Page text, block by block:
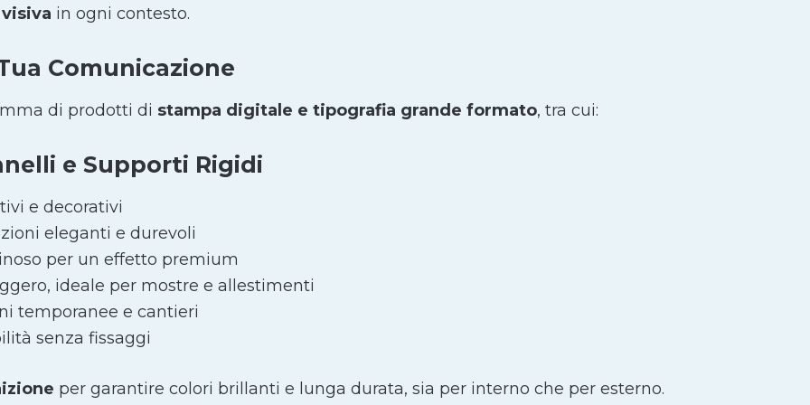
in ogni contesto.
Comunicazione
di prodotti di stampa digitale e tipografia grande formato, tra cui:
e Supporti Rigidi
e decorativi
eleganti e durevoli
per un effetto premium
ideale per mostre e allestimenti
temporanee e cantieri
senza fissaggi
per garantire colori brillanti e lunga durata, sia per interno che per esterno.